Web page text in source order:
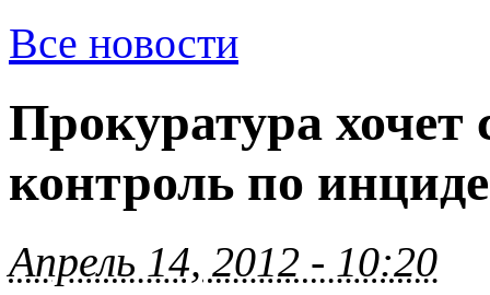
Все новости
Прокуратура
контроль по
Апрель 14, 2012 - 10:20